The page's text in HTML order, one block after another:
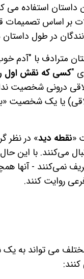
داستان استفاده می
بر اساس تصمیمات
در طول داستان
مترادف با "آدم
"کسی که نقش اول
درونی شخصیت
یا یک شخصیت
«نقطه دید» در نظر
می‌کنند. با این
نمی‌کنند - آنها
روایت کنند.
مختلف می تواند